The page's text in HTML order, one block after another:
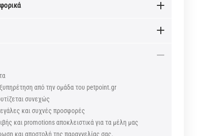
από την ομάδα του petpoint.gr
συνεχώς
και συχνές προσφορές
και promotions αποκλειστικά για τα μέλη μας
και αποστολή της παραγγελίας σας.